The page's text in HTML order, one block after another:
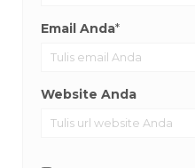
Email Anda*
Website Anda